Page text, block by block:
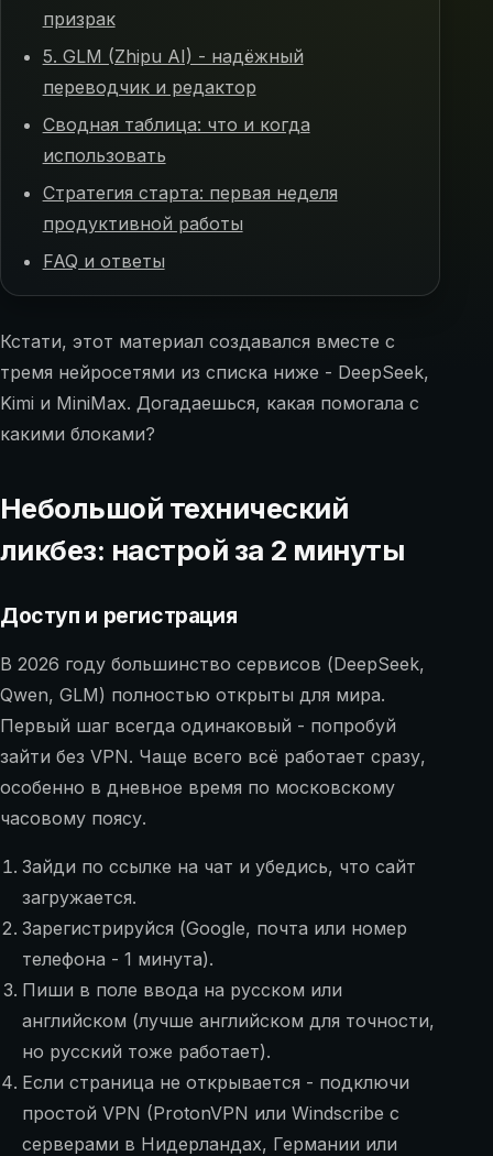
призрак
5. GLM (Zhipu AI) - надёжный
переводчик и редактор
Сводная таблица: что и когда
использовать
Стратегия старта: первая неделя
продуктивной работы
FAQ и ответы
Кстати, этот материал создавался вместе с
тремя нейросетями из списка ниже - DeepSeek,
Kimi и MiniMax. Догадаешься, какая помогала с
какими блоками?
Небольшой технический
ликбез: настрой за 2 минуты
Доступ и регистрация
В 2026 году большинство сервисов (DeepSeek,
Qwen, GLM) полностью открыты для мира.
Первый шаг всегда одинаковый - попробуй
зайти без VPN. Чаще всего всё работает сразу,
особенно в дневное время по московскому
часовому поясу.
Зайди по ссылке на чат и убедись, что сайт
загружается.
Зарегистрируйся (Google, почта или номер
телефона - 1 минута).
Пиши в поле ввода на русском или
английском (лучше английском для точности,
но русский тоже работает).
Если страница не открывается - подключи
простой VPN (ProtonVPN или Windscribe с
серверами в Нидерландах, Германии или